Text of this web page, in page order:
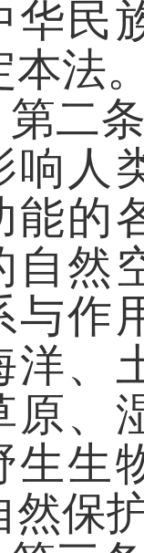
华民
本法
第二
响人
能的
自然
与作
洋、
原、
生生
然保